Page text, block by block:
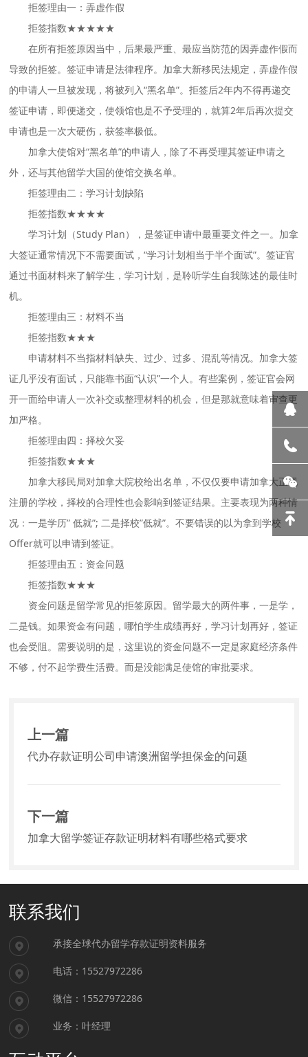
拒签理由一：弄虚作假
拒签指数★★★★★
在所有拒签原因当中，后果最严重、最应当防范的因弄虚作假而
导致的拒签。签证申请是法律程序。加拿大新移民法规定，弄虚作假
的申请人一旦被发现，将被列入“黑名单”。拒签后2年内不得再递交
签证申请，即便递交，使领馆也是不予受理的，就算2年后再次提交
申请也是一次大硬伤，获签率极低。
加拿大使馆对“黑名单”的申请人，除了不再受理其签证申请之
外，还与其他留学大国的使馆交换名单。
拒签理由二：学习计划缺陷
拒签指数★★★★
学习计划（Study Plan），是签证申请中最重要文件之一。加拿
大签证通常情况下不需要面试，“学习计划相当于半个面试”。签证官
通过书面材料来了解学生，学习计划，是聆听学生自我陈述的最佳时
机。
拒签理由三：材料不当
拒签指数★★★
申请材料不当指材料缺失、过少、过多、混乱等情况。加拿大签
证几乎没有面试，只能靠书面“认识”一个人。有些案例，签证官会网
开一面给申请人一次补交或整理材料的机会，但是那就意味着审查更
加严格。
拒签理由四：择校欠妥
拒签指数★★★
加拿大移民局对加拿大院校给出名单，不仅仅要申请加拿大正规
注册的学校，择校的合理性也会影响到签证结果。主要表现为两种情
况：一是学历” 低就”; 二是择校”低就”。不要错误的以为拿到学校
Offer就可以申请到签证。
拒签理由五：资金问题
拒签指数★★★
资金问题是留学常见的拒签原因。留学最大的两件事，一是学，
二是钱。如果资金有问题，哪怕学生成绩再好，学习计划再好，签证
也会受阻。需要说明的是，这里说的资金问题不一定是家庭经济条件
不够，付不起学费生活费。而是没能满足使馆的审批要求。
上一篇
代办存款证明公司申请澳洲留学担保金的问题
下一篇
加拿大留学签证存款证明材料有哪些格式要求
联系我们
承接全球代办留学存款证明资料服务
电话：15527972286
微信：15527972286
业务：叶经理